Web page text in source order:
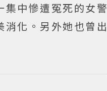
中慘遭冤死的女警
化。另外她也曾出